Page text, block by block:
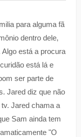
para alguma fã
dentro dele,
está a procura
está lá e
ser parte de
Jared diz que não
Jared chama a
Sam ainda tem
"O